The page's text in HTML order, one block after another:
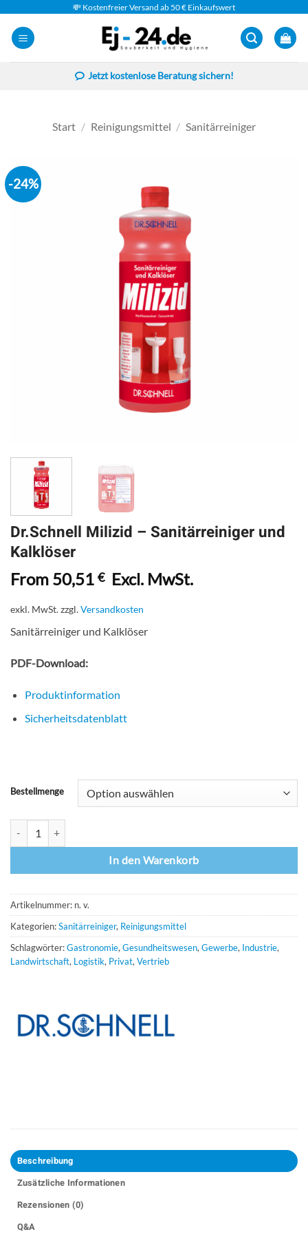
Inhalt
springen
💸 Kostenfreier Versand ab 50 € Einkaufswert
Jetzt kostenlose Beratung sichern!
Start / Reinigungsmittel / Sanitärreiniger
-24%
Dr.Schnell Milizid – Sanitärreiniger und
Kalklöser
From 50,51 € Excl. MwSt.
exkl. MwSt.zzgl.Versandkosten
Sanitärreiniger und Kalklöser
PDF-Download:
Produktinformation
Sicherheitsdatenblatt
Bestellmenge
In den Warenkorb
Artikelnummer: n. v.
Kategorien:Sanitärreiniger, Reinigungsmittel
Schlagwörter:Gastronomie, Gesundheitswesen, Gewerbe, Industrie,
Landwirtschaft, Logistik, Privat, Vertrieb
Beschreibung
Zusätzliche Informationen
Rezensionen (0)
Q&A